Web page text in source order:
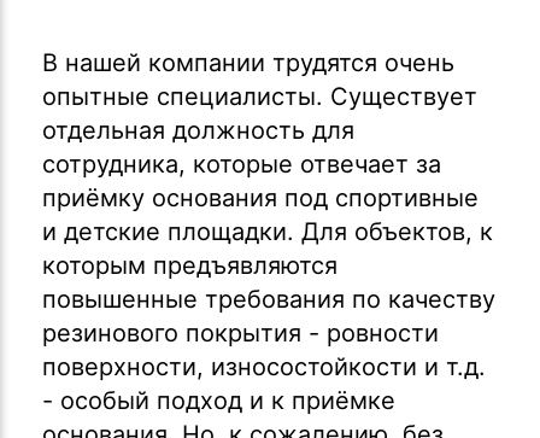
В нашей компании трудятся очень
опытные специалисты. Существует
отдельная должность для
сотрудника, которые отвечает за
приёмку основания под спортивные
и детские площадки. Для объектов, к
которым предъявляются
повышенные требования по качеству
резинового покрытия - ровности
поверхности, износостойкости и т.д.
- особый подход и к приёмке